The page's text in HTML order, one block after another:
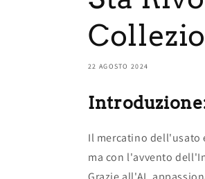
22 AGOSTO 2024
Il mercatino dell'usato
ma con l'avvento